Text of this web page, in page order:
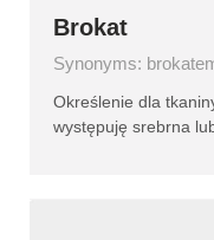
Brokat
Synonyms:
Określenie dla
występuję srebrna